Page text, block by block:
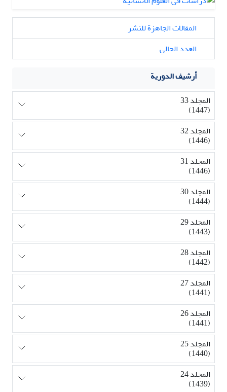
المقالات الجاهزة للنشر
العدد الحالي
أرشيف الدورية
المجلد 33
(1447)
المجلد 32
(1446)
المجلد 31
(1446)
المجلد 30
(1444)
المجلد 29
(1443)
المجلد 28
(1442)
المجلد 27
(1441)
المجلد 26
(1441)
المجلد 25
(1440)
المجلد 24
(1439)